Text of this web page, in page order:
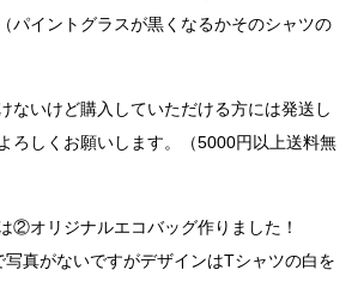
パイントグラスが黒くなるかそのシャツの
ないけど購入していただける方には発送し
ろしくお願いします。（5000円以上送料無
②オリジナルエコバッグ作りました！
真がないですがデザインはTシャツの白を